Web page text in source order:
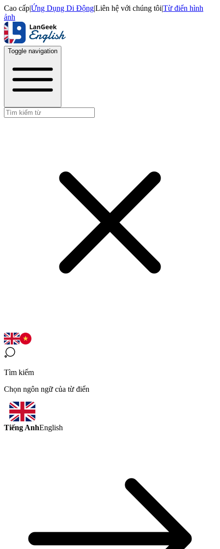
Cao cấp|Ứng Dụng Di Động|Liên hệ với chúng tôi|Từ điển hình
ảnh
Toggle navigation
Tìm kiếm
Chọn ngôn ngữ của từ điển
Tiếng AnhEnglish